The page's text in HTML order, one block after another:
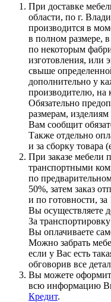
При доставке
области, по г.
производится в
в полном размере,
по некоторым
изготовления, или
свыше
дополнительно у
производителю, на
Обязательно
размерам, изделиям
Вам сообщит
Также отдельно
и за сборку товара
При заказе мебели
транспортными
по
50%, затем заказ
и по готовности,
Вы осуществляете
За
Вы оплачиваете
Можно забрать
если у Вас есть
обговорив все
Вы можете
всю информацию
Кредит.